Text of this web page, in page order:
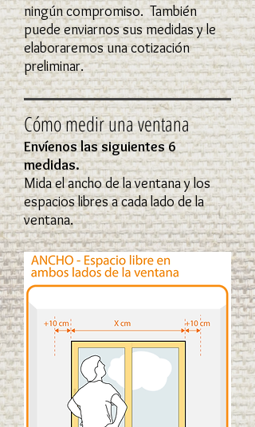
ningún compromiso. También
puede enviarnos sus medidas y le
elaboraremos una cotización
preliminar.
Cómo medir una ventana
Envíenos las siguientes 6
medidas.
Mida el ancho de la ventana y los
espacios libres a cada lado de la
ventana.